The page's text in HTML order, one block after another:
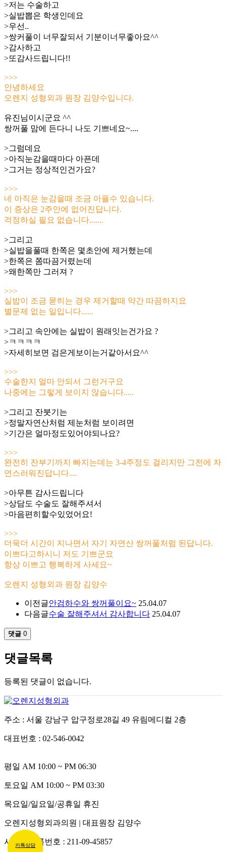
>저는 수술하고
>실밥뽑은 학생인데요
>우선..
>쌍커풀이 너무잘되서 기분이너무좋아요^^
>감사하고
>또감사드립니다!!
>>>
안녕하세요
오렌지 성형외과 원장 김양수입니다.
유진님이시군요 ^^
쌍꺼풀 맘에 든다니 나도 기쁘네요~....
>그럼데요
>아직눈감을때마다 아픈데
>그거는 정상적인건가요?
>>>
네 아직은 눈감을때 조금 아플수 있습니다.
이 증상은 2주안에 없어진답니다.
걱정하실 필요 없습니다.......
>그리고
>실밥을풀때 한쪽은 몇초안에 제거했는데
>한쪽은 쫌따끔거렸는데
>왜한쪽만 그러져 ?
>>>
실밥이 조금 묻히는 경우 제거할때 약간 따끔하지요
별문제 없는 일입니다......
>그리고 속안에는 실밥이 원래잇는건가요 ?
>ㅋㅋㅋㅋ
>자세히보면 검은게보이는거같아서요^^
>>>
수술한지 얼마 안되서 그런거구요
나중에는 그렇게 보이지 않습니다.....
>그리고 잔붓기는
>정말자연산처럼 제눈처럼 보이려면
>기간은 얼마정도있어야되나요?
>>>
완전히 잔부기까지 빠지는데는 3-4주정도 걸리지만 그전에 자
연스러워진답니다....
>아무튼 감사드립니다
>상담도 수술도 잘해주셔서
>마음편히할수있었어요!
>>>
더욱더 시간이 지나면서 자기 자연산 쌍꺼풀처럼 된답니다.
이쁘다고하시니 저도 기쁘군요
항상 이쁘고 행복하게 사세요~
오렌지 성형외과 원장 김양수
이전글안검하수와 쌍꺼풀이요~ 25.04.07
다음글수술 잘해주셔서 감사합니다 25.04.07
댓글 0
댓글목록
등록된 댓글이 없습니다.
주소 : 서울 강남구 압구정로28길 49 유림메디컬 2층
대표번호 : 02-546-0042
평일 AM 10:00 ~ PM 06:30
토요일 AM 10:00 ~ PM 03:30
목요일/일요일/공휴일 휴진
오렌지성형외과의원 | 대표원장 김양수
사업자등록번호 : 211-09-45857
카톡상담